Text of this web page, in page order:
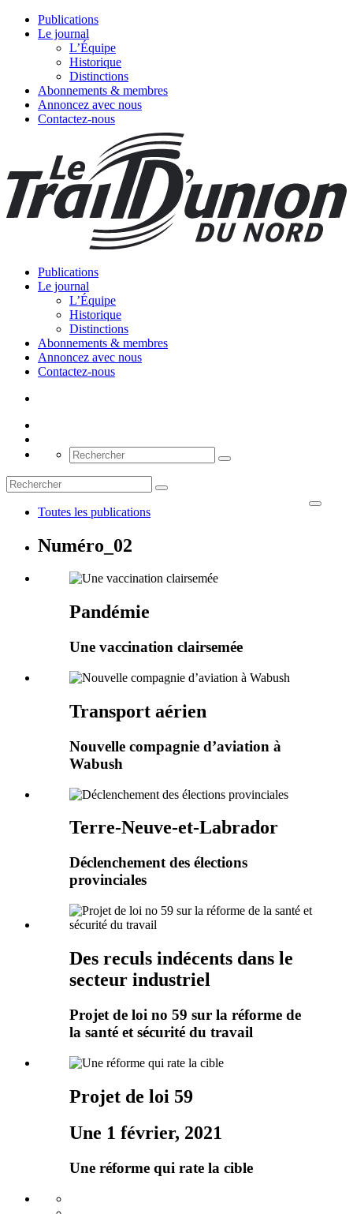
Publications
Le journal
L’Équipe
Historique
Distinctions
Abonnements & membres
Annoncez avec nous
Contactez-nous
Publications
Le journal
L’Équipe
Historique
Distinctions
Abonnements & membres
Annoncez avec nous
Contactez-nous
Toutes les publications
Numéro_02
Pandémie
Une vaccination clairsemée
Transport aérien
Nouvelle compagnie d’aviation à
Wabush
Terre-Neuve-et-Labrador
Déclenchement des élections
provinciales
Des reculs indécents dans le
secteur industriel
Projet de loi no 59 sur la réforme de
la santé et sécurité du travail
Projet de loi 59
Une 1 février, 2021
Une réforme qui rate la cible